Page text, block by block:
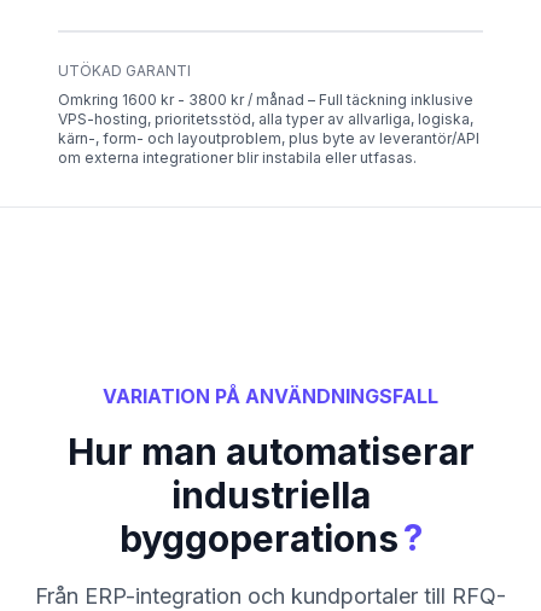
UTÖKAD GARANTI
Omkring 1600 kr - 3800 kr / månad – Full täckning inklusive
VPS-hosting, prioritetsstöd, alla typer av allvarliga, logiska,
kärn-, form- och layoutproblem, plus byte av leverantör/API
om externa integrationer blir instabila eller utfasas.
VARIATION PÅ ANVÄNDNINGSFALL
Hur man automatiserar
industriella
byggoperations?
Från ERP-integration och kundportaler till RFQ-